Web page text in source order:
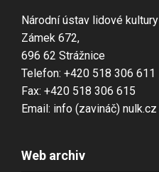
Národní ústav lidové kultury
Zámek 672,
696 62 Strážnice
Telefon: +420 518 306 611
Fax: +420 518 306 615
Email: info (zavináč) nulk.cz
Web archiv